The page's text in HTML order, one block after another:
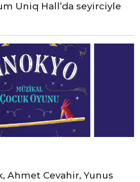
Uniq Hall’da seyirciyle
Ahmet Cevahir, Yunus